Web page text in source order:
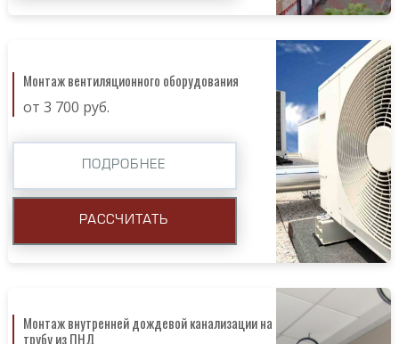
Монтаж вентиляционного оборудования
от 3 700 руб.
ПОДРОБНЕЕ
РАССЧИТАТЬ
Монтаж внутренней дождевой канализации на
трубу из ПНД